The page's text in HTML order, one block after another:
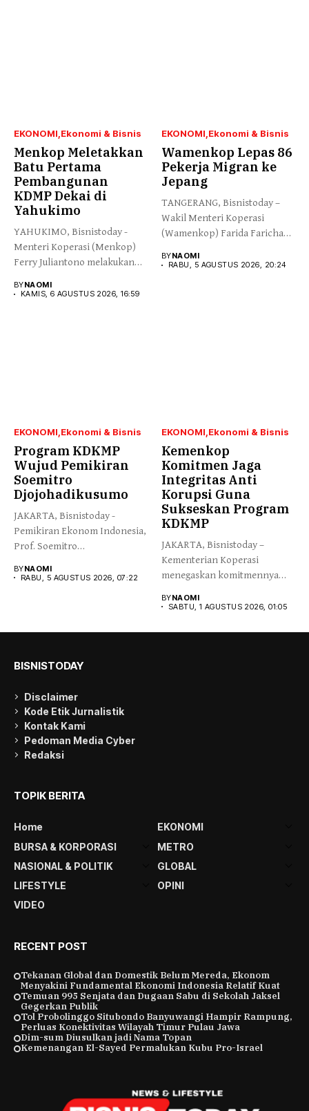
EKONOMI Ekonomi & Bisnis
Menkop Meletakkan
Batu Pertama
Pembangunan
KDMP Dekai di
Yahukimo
YAHUKIMO, Bisnistoday -
Menteri Koperasi (Menkop)
Ferry Juliantono melakukan
BYNAOMI
KAMIS, 6 AGUSTUS 2026, 16:59
EKONOMI Ekonomi & Bisnis
Wamenkop Lepas 86
Pekerja Migran ke
Jepang
TANGERANG, Bisnistoday –
Wakil Menteri Koperasi
(Wamenkop) Farida Farichah
BYNAOMI
RABU, 5 AGUSTUS 2026, 20:24
EKONOMI Ekonomi & Bisnis
Program KDKMP
Wujud Pemikiran
Soemitro
Djojohadikusumo
JAKARTA, Bisnistoday -
Pemikiran Ekonom Indonesia,
Prof. Soemitro
menegaskan kemerdekaan...
BYNAOMI
RABU, 5 AGUSTUS 2026, 07:22
EKONOMI Ekonomi & Bisnis
Kemenkop
Komitmen Jaga
Integritas Anti
Korupsi Guna
Sukseskan Program
KDKMP
JAKARTA, Bisnistoday –
Kementerian Koperasi
menegaskan komitmennya
kepercayaan publik...
BYNAOMI
SABTU, 1 AGUSTUS 2026, 01:05
BISNISTODAY
Disclaimer
Kode Etik Jurnalistik
Kontak Kami
Pedoman Media Cyber
Redaksi
TOPIK BERITA
Home
EKONOMI
BURSA & KORPORASI
METRO
NASIONAL & POLITIK
GLOBAL
LIFESTYLE
OPINI
VIDEO
RECENT POST
Tekanan Global dan Domestik Belum Mereda, Ekonom
Menyakini Fundamental Ekonomi Indonesia Relatif Kuat
Temuan 995 Senjata dan Dugaan Sabu di Sekolah Jaksel
Gegerkan Publik
Tol Probolinggo Situbondo Banyuwangi Hampir Rampung,
Perluas Konektivitas Wilayah Timur Pulau Jawa
Dim-sum Diusulkan jadi Nama Topan
Kemenangan El-Sayed Permalukan Kubu Pro-Israel